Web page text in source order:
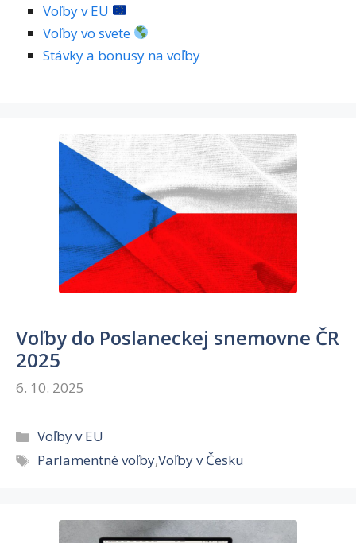
Voľby v EU
Voľby vo svete
Stávky a bonusy na voľby
Voľby do Poslaneckej snemovne ČR
2025
6. 10. 2025
Kategórie
Voľby v EU
Značky
Parlamentné voľby,Voľby v Česku